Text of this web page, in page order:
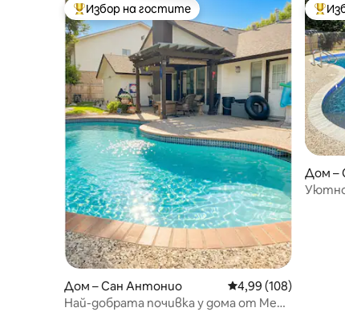
Най-популярен избор на гостите
Избор на гостите
Дом – Сан Антонио Средна оценка:
4,99 (108)
Най-добрата почивка у дома от Med-
Най-
Дом –
Уютно